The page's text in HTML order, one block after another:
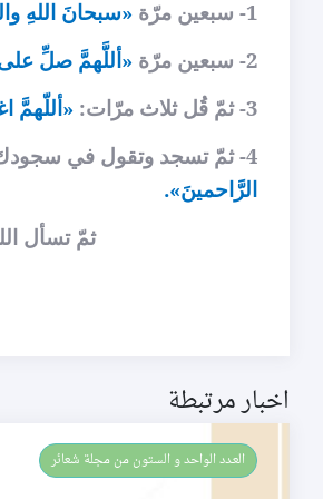
1- سبعين مرّة
«سبحانَ اللهِ
2- سبعين مرّة
«أللَّهمَّ صلِّ
3- ثمّ قُل ثلاث مرّات:
«أللّهمَّ
4- ثمّ تسجد وتقول في سجودك ثلاث مرّات:
الرَّاحمينَ».
ثمّ تسأل
اخبار مرتبطة
العـدد الواحد و الستون من مجلة شعائر